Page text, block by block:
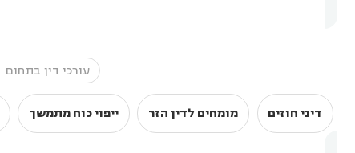
דיני חוזים מומחים לדין הזר ייפוי כוח מתמשך